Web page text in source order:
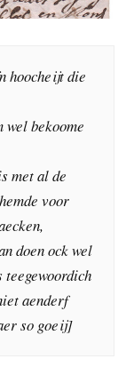
hoocheijt die
wel bekoome
met al de
voor
doen ock wel
aenderf
so goeij]